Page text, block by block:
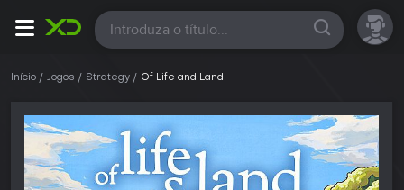
Todas
Início Jogos Strategy Of Life and Land